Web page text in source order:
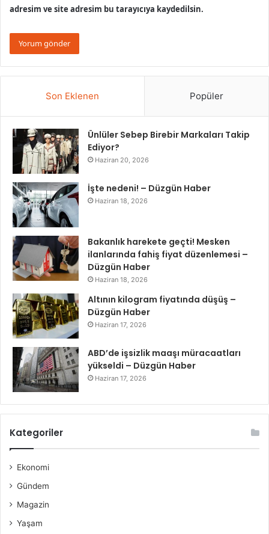
adresim ve site adresim bu tarayıcıya kaydedilsin.
Son Eklenen Popüler
Ünlüler Sebep Birebir Markaları Takip
Ediyor?
Haziran 20, 2026
İşte nedeni! – Düzgün Haber
Haziran 18, 2026
Bakanlık harekete geçti! Mesken
ilanlarında fahiş fiyat düzenlemesi –
Düzgün Haber
Haziran 18, 2026
Altının kilogram fiyatında düşüş –
Düzgün Haber
Haziran 17, 2026
ABD’de işsizlik maaşı müracaatları
yükseldi – Düzgün Haber
Haziran 17, 2026
Kategoriler
Ekonomi
Gündem
Magazin
Yaşam